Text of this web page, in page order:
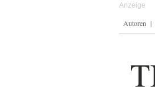
Autoren